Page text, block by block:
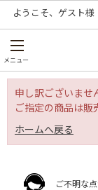
ようこそ、 ゲスト様
メニュー
申し訳ございませ
ご指定の商品は販
ホームへ戻る
ご不明な